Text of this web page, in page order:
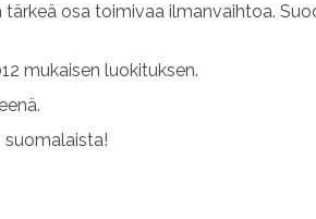
osa toimivaa ilmanvaihtoa.
mukaisen luokituksen.